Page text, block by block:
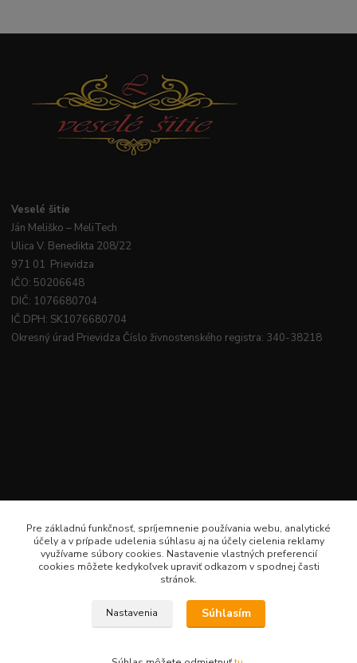
Veselé šitie
Ján Meliško – MeliTech
Ulica V. Benedikta 208/22
971 01 Prievidza
IČO: 50206648
DIČ: 1076680704
IČ DPH: SK1076680704
Okresný úrad Prievidza Číslo živnostenského registra: 340-38218
lenkameliskovapd@gmail.com · Hotline: Lenka Melišková 0949 224 331
Pre základnú funkčnosť, spríjemnenie používania webu, analytické
účely a v prípade udelenia súhlasu aj na účely cielenia reklamy
využívame súbory cookies. Nastavenie vlastných preferencií
cookies môžete kedykoľvek upraviť odkazom v spodnej časti
stránok.
Nastavenia Súhlasím